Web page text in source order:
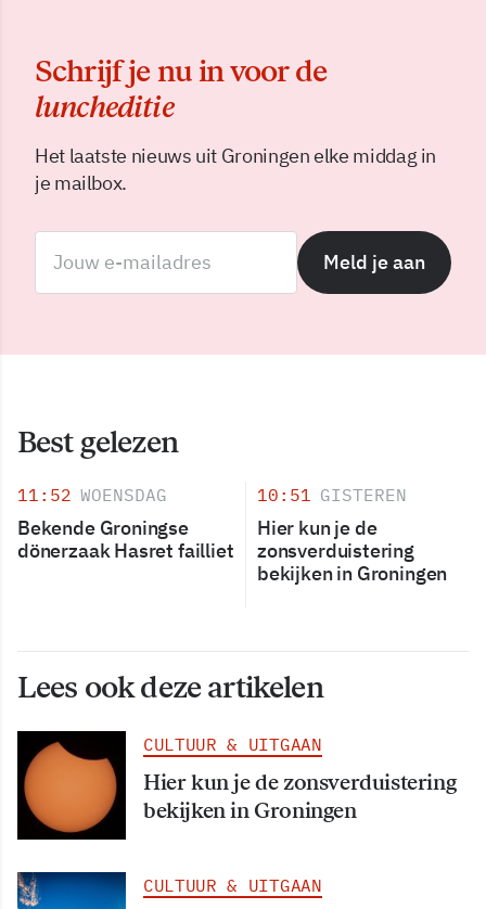
Schrijf je nu in voor de
luncheditie
Het laatste nieuws uit Groningen elke middag in
je mailbox.
Meld je aan
Best gelezen
11:52 WOENSDAG
Bekende Groningse
dönerzaak Hasret failliet
10:51 GISTEREN
Hier kun je de
zonsverduistering
bekijken in Groningen
Lees ook deze artikelen
CULTUUR & UITGAAN
Hier kun je de zonsverduistering
bekijken in Groningen
CULTUUR & UITGAAN